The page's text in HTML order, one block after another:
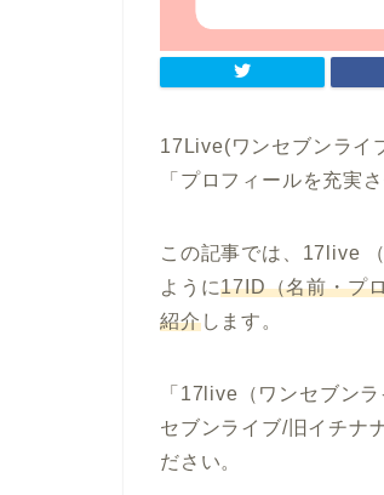
17Live(ワンセブンライ
「プロフィールを充実
この記事では、17live
ように17ID（名前・プ
紹介します。
「17live（ワンセブン
セブンライブ/旧イチナ
ださい。